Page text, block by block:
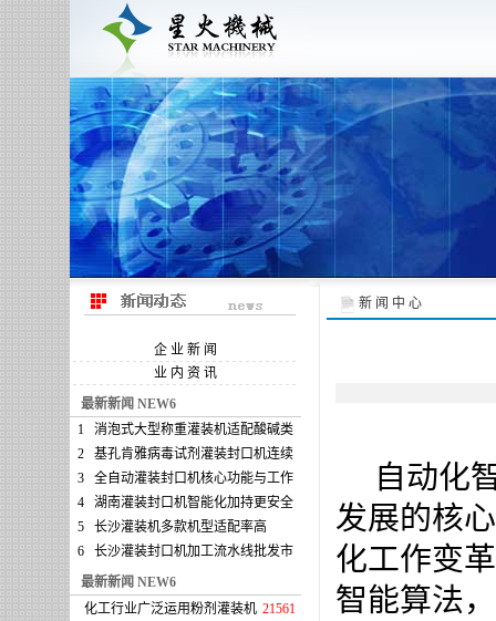
企 业 新 闻
业 内 资 讯
最新新闻 NEW6
1
消泡式大型称重灌装机适配酸碱类
2
基孔肯雅病毒试剂灌装封口机连续
3
全自动灌装封口机核心功能与工作
4
湖南灌装封口机智能化加持更安全
5
长沙灌装机多款机型适配率高
6
长沙灌装封口机加工流水线批发市
最新新闻 NEW6
化工行业广泛运用粉剂灌装机 21561
新 闻 中 心
自动化智
发展的核
化工作变
智能算法